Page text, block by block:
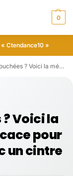
0
Ctendance10 »
et efficace pour déboucher les WC avec un cintre !
Voici la
pour
un cintre